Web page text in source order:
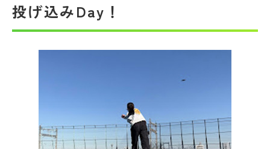
私学探検隊
よみもの
投げ込みDay！